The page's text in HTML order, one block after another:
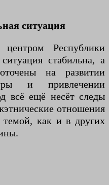
ситуация
Республики
стабильна, а
на развитии
и привлечении
всё ещё несёт следы
отношения
темой, как и в других